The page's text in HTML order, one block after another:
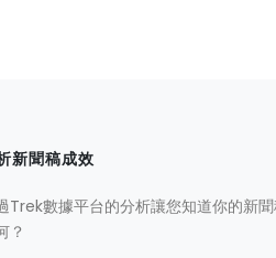
新聞稿成效
Trek數據平台的分析讓您知道你的新
？